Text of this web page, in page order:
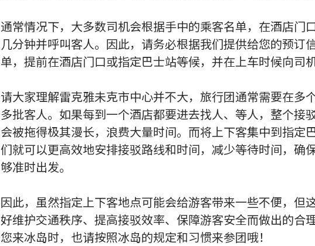
通常情况下，大多数司机会根据手中的乘客名单，在酒店门
几分钟并呼叫客人。因此，请务必根据我们提供给您的预订
单，提前在酒店门口或指定巴士站等候，并在上车时候向司机
请大家理解雷克雅未克市中心并不大，旅行团通常需要在多
多批客人。如果每到一个酒店都要进去找人、等人，整个接
会被拖得极其漫长，浪费大量时间。而将上下客集中到指定
们就可以更高效地安排接驳路线和时间，减少等待时间，确
够准时出发。
因此，虽然指定上下客地点可能会给游客带来一些不便，但
好维护交通秩序、提高接驳效率、保障游客安全而做出的合
您来冰岛时，也请按照冰岛的规定和习惯来参团哦！